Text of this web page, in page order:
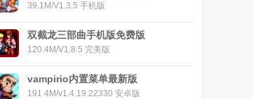
39.1M/V1.3.5 手机版
双截龙三部曲手机版免费版
120.4M/V1.8.5 完美版
vampirio内置菜单最新版
191.4M/v1.4.19.22330 安卓版